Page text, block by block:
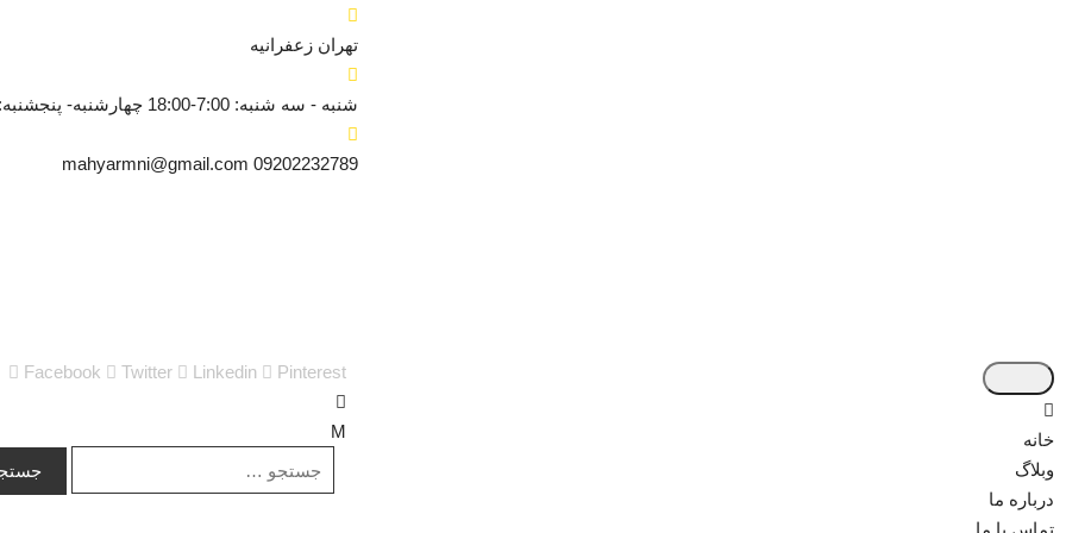
تهران زعفرانیه
شنبه - سه شنبه: 7:00-18:00 چهارشنبه- پنجشنبه: 8:30-
09202232789
mahyarmni@gmail.com
خانه
وبلاگ
درباره ما
تماس با ما
Facebook Twitter Linkedin Pinterest